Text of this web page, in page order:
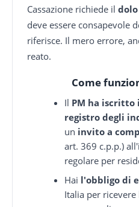
Cassazione richiede il
deve essere consapevole
riferisce. Il mero errore,
reato.
Come
Il PM ha iscritto
registro degli
un invito a
art. 369 c.p.p.)
regolare per
Hai l'obbligo di
Italia per